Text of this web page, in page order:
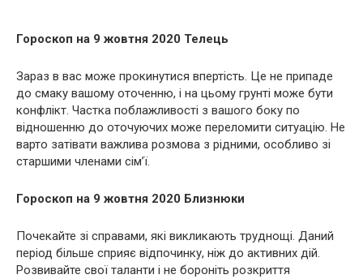
Гороскоп на 9 жовтня 2020 Телець
Зараз в вас може прокинутися впертість. Це не припаде
до смаку вашому оточенню, і на цьому грунті може бути
конфлікт. Частка поблажливості з вашого боку по
відношенню до оточуючих може переломити ситуацію. Не
варто затівати важлива розмова з рідними, особливо зі
старшими членами сім’ї.
Гороскоп на 9 жовтня 2020 Близнюки
Почекайте зі справами, які викликають труднощі. Даний
період більше сприяє відпочинку, ніж до активних дій.
Розвивайте свої таланти і не бороніть розкриття